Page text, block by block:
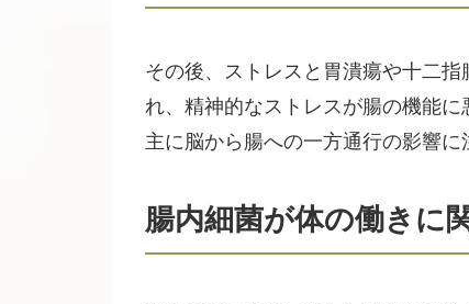
その後、ストレスと胃潰瘍や十二
れ、精神的なストレスが腸の機能
主に脳から腸への一方通行の影響に
腸内細菌が体の働きに